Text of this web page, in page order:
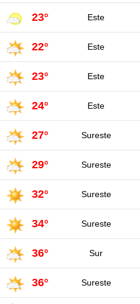
23° Este
22° Este
23° Este
24° Este
27° Sureste
29° Sureste
32° Sureste
34° Sureste
36° Sur
36° Sureste